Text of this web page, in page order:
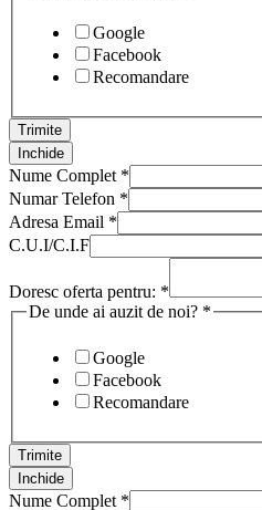
Google
Facebook
Recomandare
Trimite
Inchide
Nume Complet *
Numar Telefon *
Adresa Email *
C.U.I/C.I.F
Doresc oferta pentru: *
De unde ai auzit de noi? *
Google
Facebook
Recomandare
Trimite
Inchide
Nume Complet *